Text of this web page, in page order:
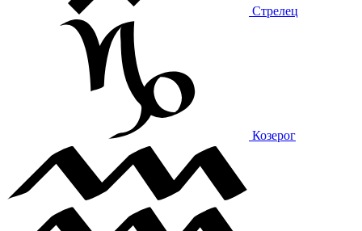
Стрелец
Козерог